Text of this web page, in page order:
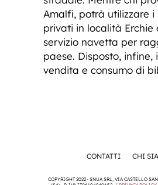
Amalfi, potrà utilizzare
privati in località Erchie
servizio navetta per
paese. Disposto, infine,
vendita e consumo di
CONTATTI CHI
COPYRIGHT 2022 · SNUA SRL, VIA CASTELLO